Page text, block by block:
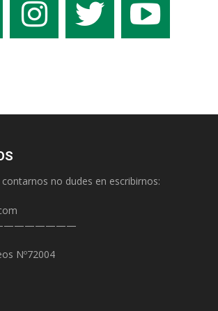
no dudes en escribirnos:
Nº72004